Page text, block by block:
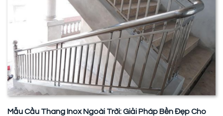
Mẫu Cầu Thang Inox Ngoài Trời: Giải Pháp Bền Đẹp Cho